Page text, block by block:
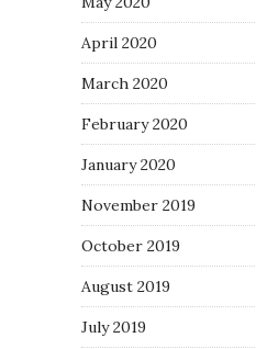
April 2020
March 2020
February 2020
January 2020
November 2019
October 2019
August 2019
July 2019